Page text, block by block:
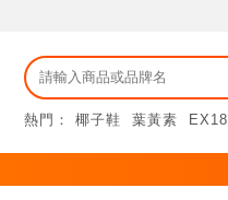
熱門： 椰子鞋 葉黃素 EX18